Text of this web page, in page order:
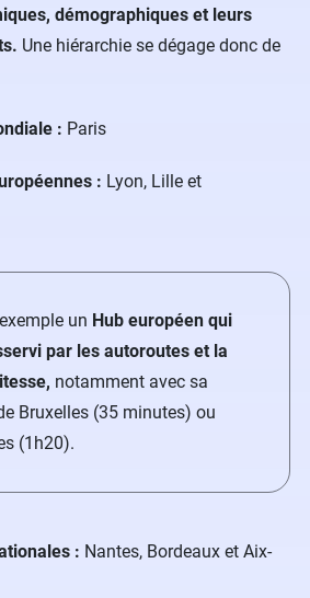
démographiques et leurs
Une hiérarchie se dégage donc de
: Paris
: Lyon, Lille et
un Hub européen qui
par les autoroutes et la
notamment avec sa
Bruxelles (35 minutes) ou
(1h20).
: Nantes, Bordeaux et Aix-